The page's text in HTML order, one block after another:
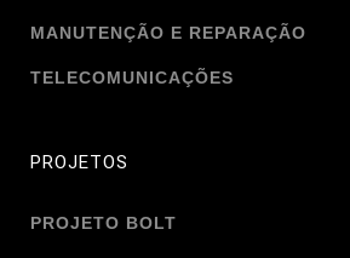
MANUTENÇÃO E REPARAÇÃO
TELECOMUNICAÇÕES
PROJETOS
PROJETO BOLT